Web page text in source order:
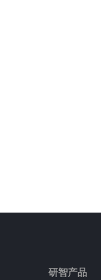
研智产品